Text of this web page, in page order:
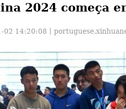
2024 começa
02 14:20:08丨